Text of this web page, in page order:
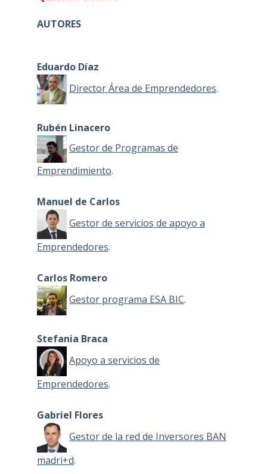
AUTORES
Eduardo Díaz
Director Área de Emprendedores.
Rubén Linacero
Gestor de Programas de
Emprendimiento.
Manuel de Carlos
Gestor de servicios de apoyo a
Emprendedores.
Carlos Romero
Gestor programa ESA BIC.
Stefania Braca
Apoyo a servicios de
Emprendedores.
Gabriel Flores
Gestor de la red de Inversores BAN
madri+d.